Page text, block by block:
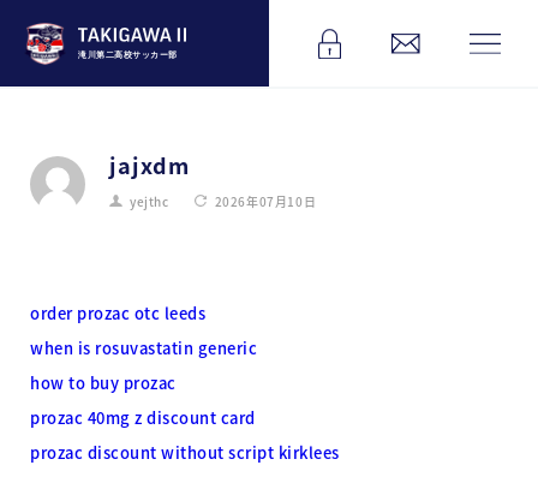
滝川第二高校サッカー部
jajxdm
yejthc 2026年07月10日
order prozac otc leeds
when is rosuvastatin generic
how to buy prozac
prozac 40mg z discount card
prozac discount without script kirklees